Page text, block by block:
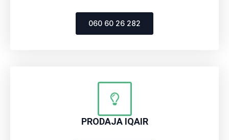
060 60 26 282
PRODAJA IQAIR